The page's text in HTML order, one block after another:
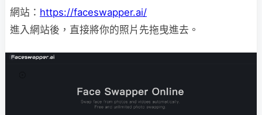
網站： https://faceswapper.ai/
進入網站後，直接將你的照片先拖曳進去。